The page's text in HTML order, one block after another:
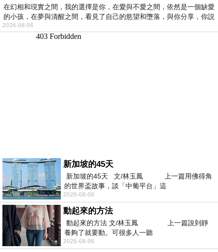
在幻相和現實之間，我的選擇是你，在愛與不愛之間，依然是一個缺愛
的小孩，在夢與清醒之間，看見了自己的慾望和墮落，與你分享，你説
2026-08-06
新加坡的45天
新加坡的45天 文/林玉鳳 上一篇用佛得角
的世界盃故事，談「中葡平台」這
2026-08-06
動起來的方法
動起來的方法 文/林玉鳳 上一篇說到靜
養夠了就要動。可很多人一聽
2026-08-06